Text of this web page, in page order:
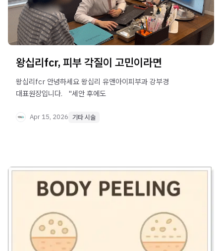
왕십리fcr, 피부 각질이 고민이라면
왕십리fcr 안녕하세요 왕십리 유앤아이피부과 강부경
대표원장입니다. ​ ​ "세안 후에도
Apr 15, 2026 기타 시술